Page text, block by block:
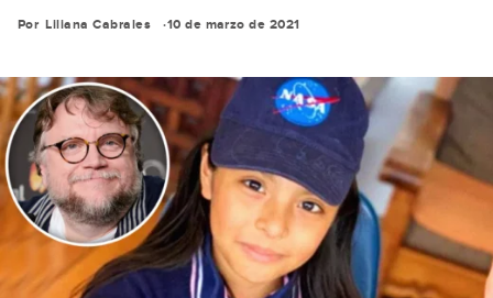
Por Liliana Cabrales 10 de marzo de 2021